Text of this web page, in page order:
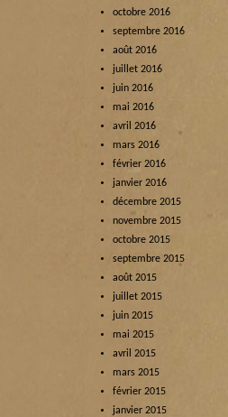
octobre 2016
septembre 2016
août 2016
juillet 2016
juin 2016
mai 2016
avril 2016
mars 2016
février 2016
janvier 2016
décembre 2015
novembre 2015
octobre 2015
septembre 2015
août 2015
juillet 2015
juin 2015
mai 2015
avril 2015
mars 2015
février 2015
janvier 2015